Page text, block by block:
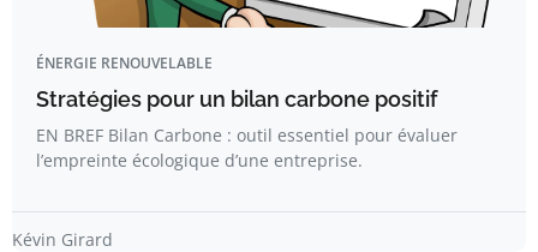
ÉNERGIE RENOUVELABLE
Stratégies pour un bilan carbone positif
EN BREF Bilan Carbone : outil essentiel pour évaluer
l’empreinte écologique d’une entreprise.
Kévin Girard